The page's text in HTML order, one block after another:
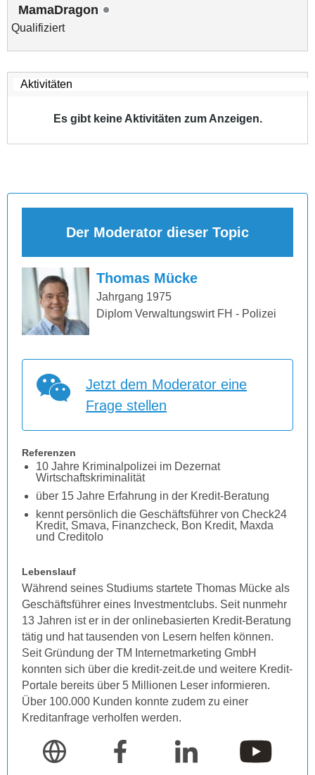
MamaDragon
Qualifiziert
Es gibt keine Aktivitäten zum Anzeigen.
Der Moderator dieser Topic
Thomas Mücke
Jahrgang 1975
Diplom Verwaltungswirt FH - Polizei
Jetzt dem Moderator eine
Frage stellen
Referenzen
10 Jahre Kriminalpolizei im Dezernat
Wirtschaftskriminalität
über 15 Jahre Erfahrung in der Kredit-Beratung
kennt persönlich die Geschäftsführer von Check24
Kredit, Smava, Finanzcheck, Bon Kredit, Maxda
und Creditolo
Lebenslauf
Während seines Studiums startete Thomas Mücke als
Geschäftsführer eines Investmentclubs. Seit nunmehr
13 Jahren ist er in der onlinebasierten Kredit-Beratung
tätig und hat tausenden von Lesern helfen können.
Seit Gründung der TM Internetmarketing GmbH
konnten sich über die kredit-zeit.de und weitere Kredit-
Portale bereits über 5 Millionen Leser informieren.
Über 100.000 Kunden konnte zudem zu einer
Kreditanfrage verholfen werden.